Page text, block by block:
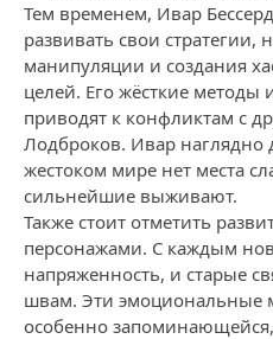
Тем временем, Ивар
развивать свои стратегии,
манипуляции и создания
целей. Его жёсткие методы
приводят к конфликтам с
Лодброков. Ивар наглядно
жестоком мире нет места
сильнейшие выживают.
Также стоит отметить
персонажами. С каждым
напряженность, и старые
швам. Эти эмоциональные
особенно